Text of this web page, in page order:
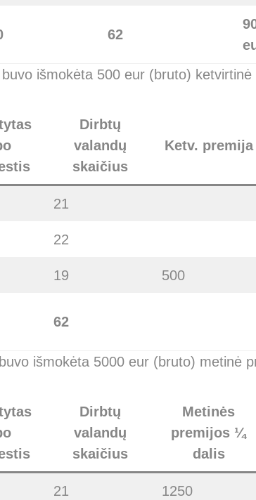
62
išmokėta 500 eur (bruto)
Dirbtų
valandų
skaičius
Ketv. premija
21
22
19 500
62
išmokėta 5000 eur (bruto) metinė
Dirbtų
valandų
skaičius
Metinės
premijos ¼
dalis
21 1250